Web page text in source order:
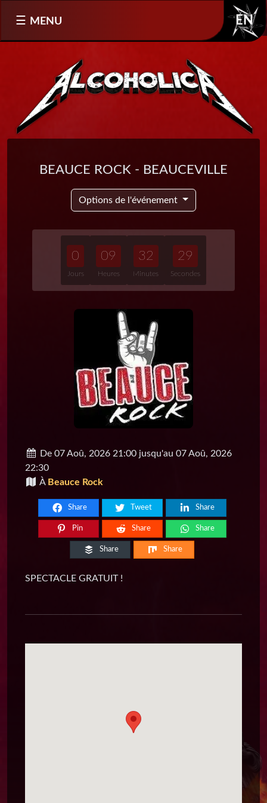
Beauce Rock - Beauceville
Options de l'événement
0
Jours
09
Heures
32
Minutes
29
Secondes
De 07 Aoû, 2026 21:00 jusqu'au 07 Aoû, 2026
22:30
À Beauce Rock
Share Tweet Share
Pin Share Share
Share Share
SPECTACLE GRATUIT !
EN
MENU